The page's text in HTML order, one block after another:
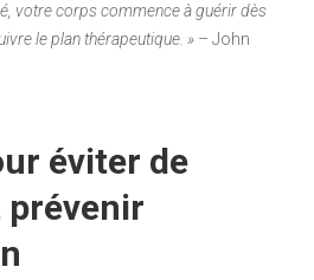
votre corps commence à guérir dès
le plan thérapeutique. » – John
éviter de
prévenir